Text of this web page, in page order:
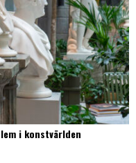
i konstvärlden